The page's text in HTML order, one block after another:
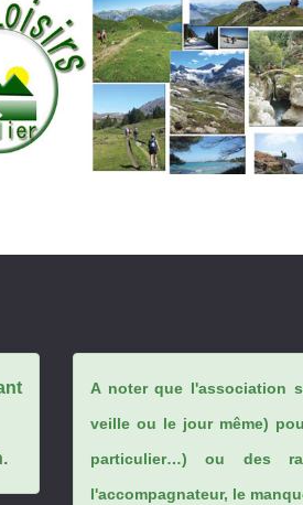
A noter que l'association
veille ou le jour même)
particulier…) ou des
l'accompagnateur, le